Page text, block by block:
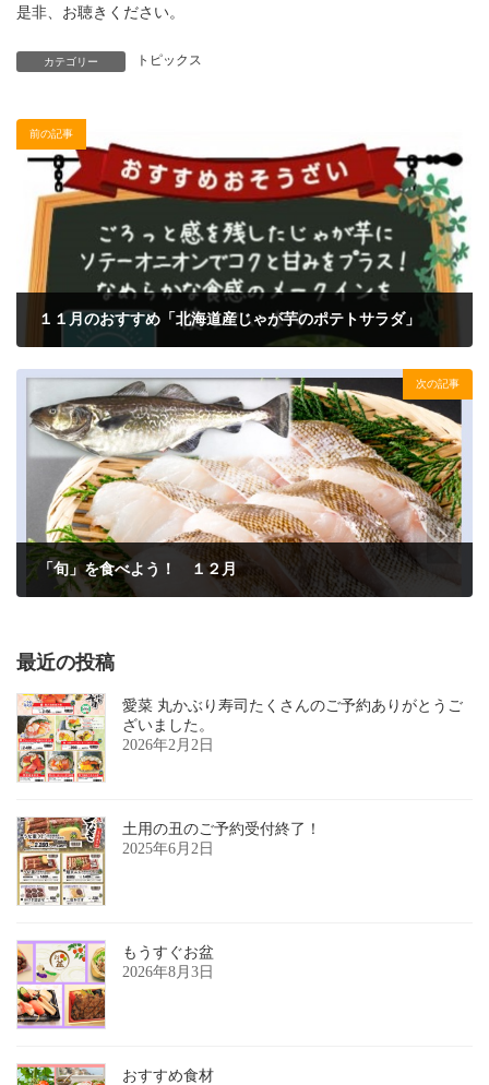
是非、お聴きください。
カテゴリー トピックス
前の記事
１１月のおすすめ「北海道産じゃが芋のポテトサラダ」
次の記事
「旬」を食べよう！ １２月
最近の投稿
愛菜 丸かぶり寿司たくさんのご予約ありがとうご
ざいました。
2026年2月2日
土用の丑のご予約受付終了！
2025年6月2日
もうすぐお盆
2026年8月3日
おすすめ食材